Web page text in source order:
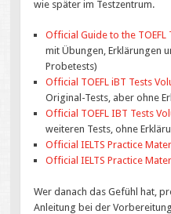
wie später im Testzentrum.
Official Guide to the TOEFL
mit Übungen, Erklärungen
Probetests)
Official TOEFL iBT Tests
Original-Tests, aber ohne
Official TOEFL IBT Tests
weiteren Tests, ohne
Official IELTS Practice
Official IELTS Practice
Wer danach das Gefühl hat,
Anleitung bei der